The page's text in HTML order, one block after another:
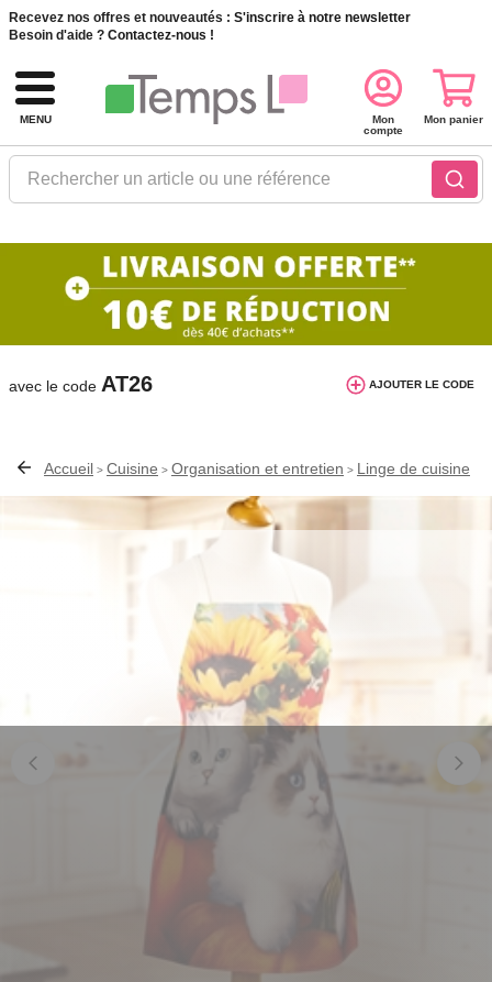
Recevez nos offres et nouveautés : S'inscrire à notre newsletter
Besoin d'aide ? Contactez-nous !
MENU
Rechercher un article ou une référence
Mon
compte
Mon panier
10€ de réduction dès 40€ d'achat. Offre
valable du 03/08/2026 au 12/08/2026.
avec le code AT26 AJOUTER LE CODE
Accueil > Cuisine > Organisation et entretien > Linge de cuisine